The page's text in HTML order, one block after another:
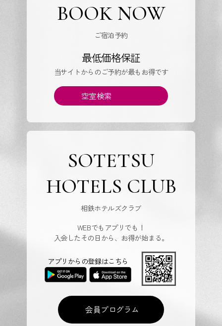
BOOK NOW
ご宿泊予約
最低価格保証
当サイトからのご予約が最もお得です
空室検索
SOTETSU
HOTELS CLUB
相鉄ホテルズクラブ
WEBでもアプリでも！
入会したその日から、お得が始まる。
会員プログラム
アプリからの登録はこちら